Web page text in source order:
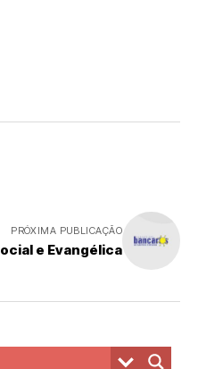
PRÓXIMA PUBLICAÇÃO
e Evangélica